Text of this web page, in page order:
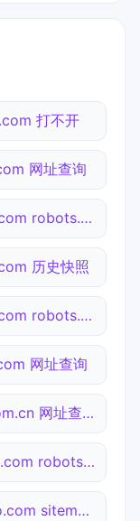
打不开
网址查询
bilibili.com robots.txt检测
历史快照
aliyun.com robots.txt检测
网址查询
sina.com.cn 网址查询
douyin.com robots.txt检测
toutiao.com sitemap.xml检测